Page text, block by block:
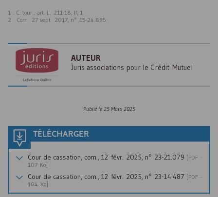
1 : C. tour., art. L. 211-18, II, 1
2 : Com. 27 sept. 2017, n° 15-24.895
AUTEUR
Juris associations pour le Crédit Mutuel
Publié le 25 Mars 2025
TÉLÉCHARGER
Cour de cassation, com., 12 févr. 2025, n° 23-21.079 [PDF -
107 Ko]
Cour de cassation, com., 12 févr. 2025, n° 23-14.487 [PDF -
104 Ko]